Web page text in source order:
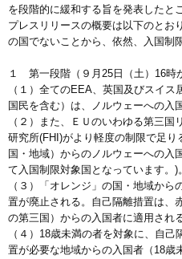
を段階的に緩和する旨を発表したと
プレスリリースの概要は以下のとお
の国でないことから、依然、入国制
１ 第一段階（９月25日（土）16時
（１）全てのEEA、英国及びスイ
国民を含む）は、ノルウェーへの入
（２）また、ＥＵのいわゆる第三
研究所(FHI)がより軽度の制限で足
国・地域）からのノルウェーへの
て入国制限対象国となっています。)。
（３）「オレンジ」の国・地域か
置が廃止される。自己隔離措置は、
の第三国）からの入国者に適用され
（４）18歳未満の者を対象に、自
置が必要な地域からの入国者（18歳